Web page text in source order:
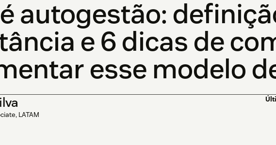
autogestão:
e 6 dicas de
esse modelo
LATAM